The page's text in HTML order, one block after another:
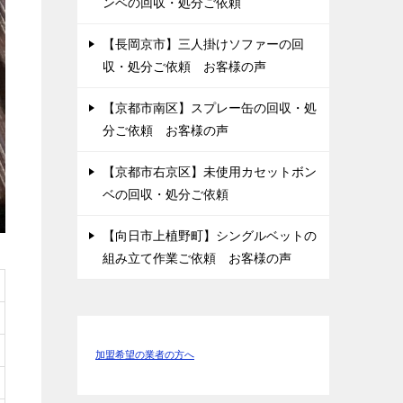
【長岡京市】三人掛けソファーの回
収・処分ご依頼 お客様の声
【京都市南区】スプレー缶の回収・処
分ご依頼 お客様の声
【京都市右京区】未使用カセットボン
ベの回収・処分ご依頼
【向日市上植野町】シングルベットの
組み立て作業ご依頼 お客様の声
加盟希望の業者の方へ